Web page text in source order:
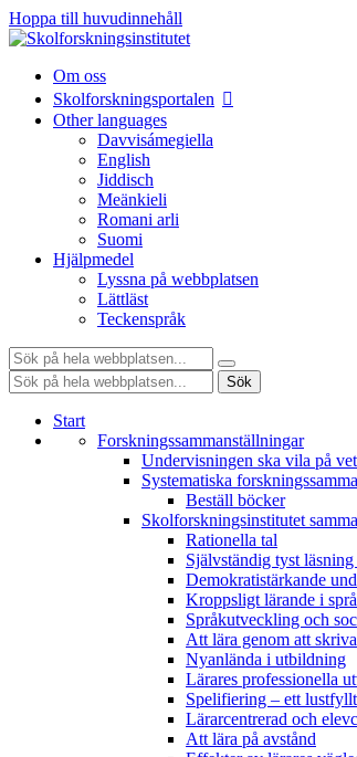
Hoppa till huvudinnehåll
Om oss
Skolforskningsportalen
Other languages
Davvisámegiella
English
Jiddisch
Meänkieli
Romani arli
Suomi
Hjälpmedel
Lyssna på webbplatsen
Lättläst
Teckenspråk
Sök:
Sök:
Sök
Start
Forskningssammanställningar
Undervisningen ska vila på
Systematiska
Beställ böcker
Skolforskningsinstitutet
Rationella tal
Självständig tyst
Demokratistärkande
Kroppsligt lärande i
Språkutveckling och
Att lära genom att skriva
Nyanlända i utbildning
Lärares professionella
Spelifiering – ett
Lärarcentrerad och
Att lära på avstånd